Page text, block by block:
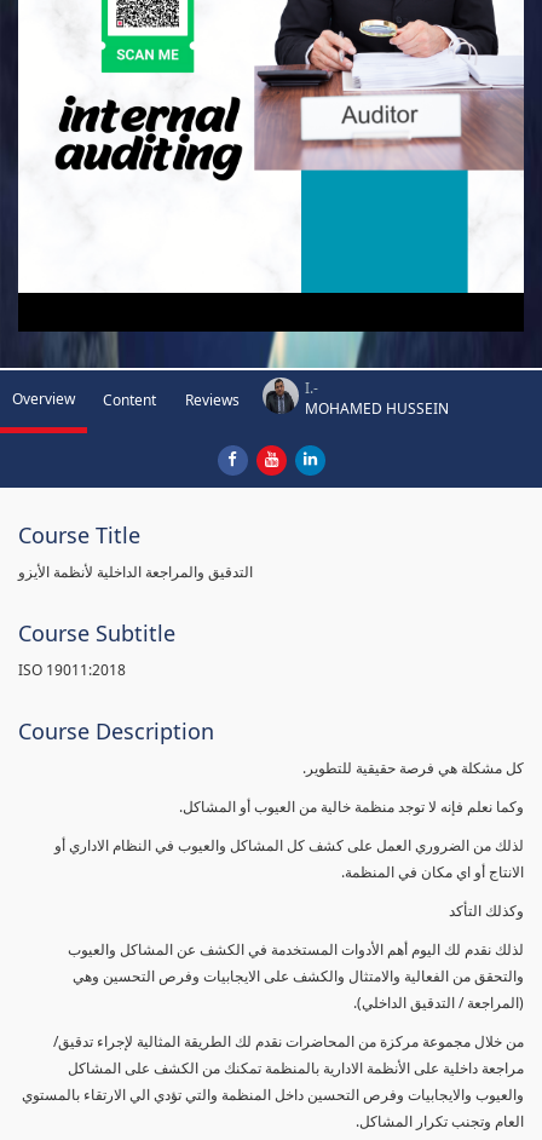
Overview Content Reviews
I.-
MOHAMED HUSSEIN
Course Title
التدقيق والمراجعة الداخلية لأنظمة الأيزو
Course Subtitle
ISO 19011:2018
Course Description
كل مشكلة هي فرصة حقيقية للتطوير.
وكما نعلم فإنه لا توجد منظمة خالية من العيوب أو المشاكل.
لذلك من الضروري العمل على كشف كل المشاكل والعيوب في النظام الاداري أو
الانتاج أو اي مكان في المنظمة.
وكذلك التأكد
لذلك نقدم لك اليوم أهم الأدوات المستخدمة في الكشف عن المشاكل والعيوب
والتحقق من الفعالية والامتثال والكشف على الايجابيات وفرص التحسين وهي
(المراجعة / التدقيق الداخلي).
من خلال مجموعة مركزة من المحاضرات نقدم لك الطريقة المثالية لإجراء تدقيق/
مراجعة داخلية على الأنظمة الادارية بالمنظمة تمكنك من الكشف على المشاكل
والعيوب والايجابيات وفرص التحسين داخل المنظمة والتي تؤدي الي الارتقاء بالمستوي
العام وتجنب تكرار المشاكل.